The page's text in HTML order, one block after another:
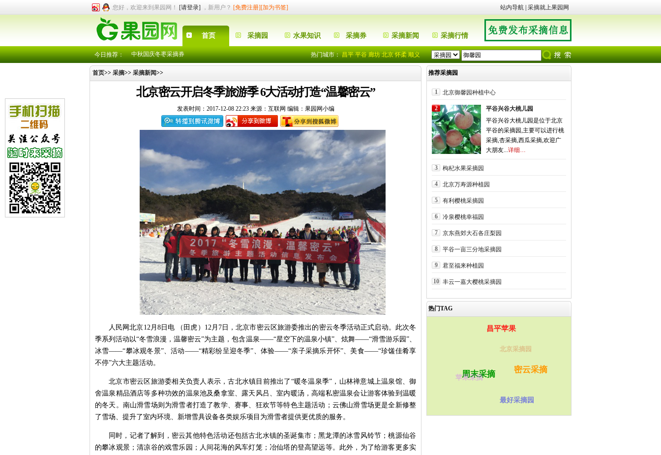
您好，欢迎来到果园网！ [请登录] ，新用户？ [免费注册][加为书签] 站内导航 采摘就上果园网
首页 采摘园 水果知识 采摘券 采摘新闻 采摘行情
今日推荐：
采摘园、农家院导航出炉了，快来围观呀
中秋国庆冬枣采摘券
注册成为会员，就有机会享受各采摘园的优惠啊
各位园主注意了，有采摘园就可“入住”果园网了
采摘园、农家院导航出炉了，快来围观呀
中秋国庆冬枣采摘券
各位园主注意了，有采摘园就可“入住”果园网了
热门城市： 昌平 平谷 廊坊 北京 怀柔 顺义
首页>> 采摘>> 采摘新闻>>
北京密云开启冬季旅游季 6大活动打造“温馨密云”
发表时间：2017-12-08 22:23 来源：互联网 编辑：果园网小编
人民网北京12月8日电 （田虎）12月7日，北京市密云区旅游委推出的密云冬季活动正式启动。此次冬
季系列活动以“冬雪浪漫，温馨密云”为主题，包含温泉——“星空下的温泉小镇”、炫舞——“滑雪游乐园”、
冰雪——“攀冰观冬景”、活动——“精彩纷呈迎冬季”、体验——“亲子采摘乐开怀”、美食——“珍馐佳肴享
不停”六大主题活动。
北京市密云区旅游委相关负责人表示，古北水镇目前推出了“暖冬温泉季”，山林禅意城上温泉馆、御
舍温泉精品酒店等多种功效的温泉池及桑拿室、露天风吕、室内暖汤，高端私密温泉会让游客体验到温暖
的冬天。南山滑雪场则为滑雪者打造了教学、赛事、狂欢节等特色主题活动；云佛山滑雪场更是全新修整
了雪场、提升了室内环境、新增雪具设备各类娱乐项目为滑雪者提供更优质的服务。
同时，记者了解到，密云其他特色活动还包括古北水镇的圣诞集市；黑龙潭的冰雪风铃节；桃源仙谷
的攀冰观景；清凉谷的戏雪乐园；人间花海的风车灯笼；冶仙塔的登高望远等。此外，为了给游客更多实
推荐采摘园
1 北京御馨园种植中心
2
平谷兴谷大桃儿园
平谷兴谷大桃儿园是位于北京
平谷的采摘园,主要可以进行桃
采摘,杏采摘,西瓜采摘,欢迎广
大朋友...详细…
3 枸杞水果采摘园
4 北京万寿源种植园
5 有利樱桃采摘园
6 冷泉樱桃幸福园
7 京东燕郊大石各庄梨园
8 平谷一亩三分地采摘园
9 君至福来种植园
10 丰云一嘉大樱桃采摘园
热门TAG
周末采摘
苹果采摘
最好采摘园
密云采摘
昌平苹果
北京采摘园